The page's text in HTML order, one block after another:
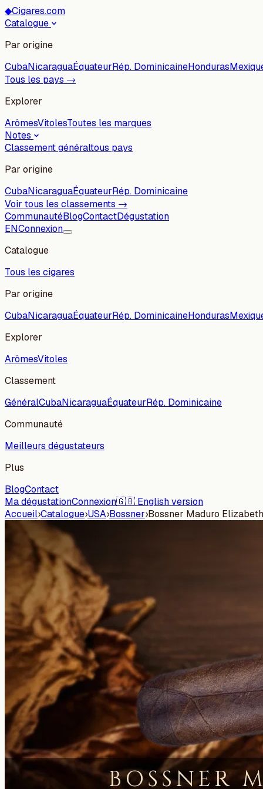
◆Cigares.com
Catalogue
Par origine
CubaNicaraguaÉquateurRép. DominicaineHonduras
Tous les pays →
Explorer
ArômesVitolesToutes les marques
Notes
Classement généraltous pays
Par origine
CubaNicaraguaÉquateurRép. Dominicaine
Voir tous les classements →
CommunautéBlogContactDégustation
ENConnexion
Catalogue
Tous les cigares
Par origine
CubaNicaraguaÉquateurRép. DominicaineHonduras
Explorer
ArômesVitoles
Classement
GénéralCubaNicaraguaÉquateurRép. Dominicaine
Communauté
Meilleurs dégustateurs
Plus
BlogContact
Ma dégustationConnexion🇬🇧 English version
Accueil›Catalogue›USA›Bossner›Bossner Maduro